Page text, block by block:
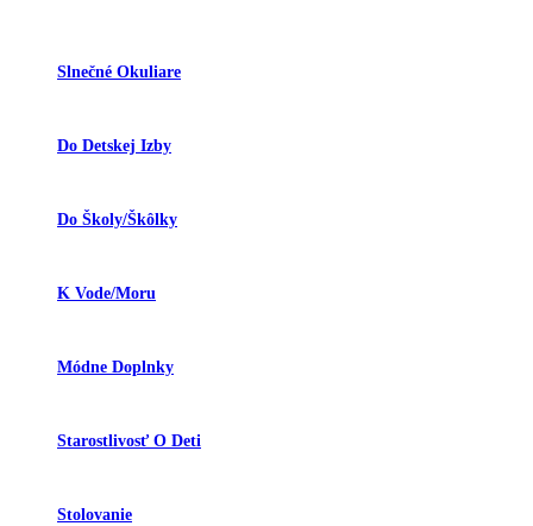
Slnečné Okuliare
Do Detskej Izby
Do Školy/škôlky
K Vode/moru
Módne Doplnky
Starostlivosť O Deti
Stolovanie